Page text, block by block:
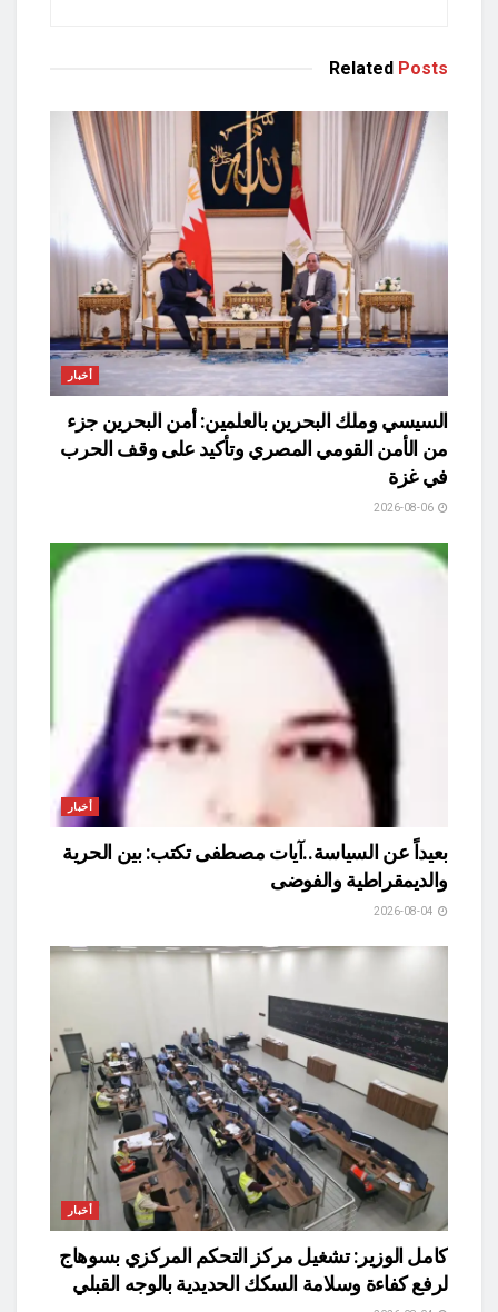
Related Posts
أخبار
السيسي وملك البحرين بالعلمين: أمن البحرين جزء
من الأمن القومي المصري وتأكيد على وقف الحرب
في غزة
أخبار
بعيداً عن السياسة..آيات مصطفى تكتب: بين الحرية
والديمقراطية والفوضى
أخبار
كامل الوزير: تشغيل مركز التحكم المركزي بسوهاج
لرفع كفاءة وسلامة السكك الحديدية بالوجه القبلي